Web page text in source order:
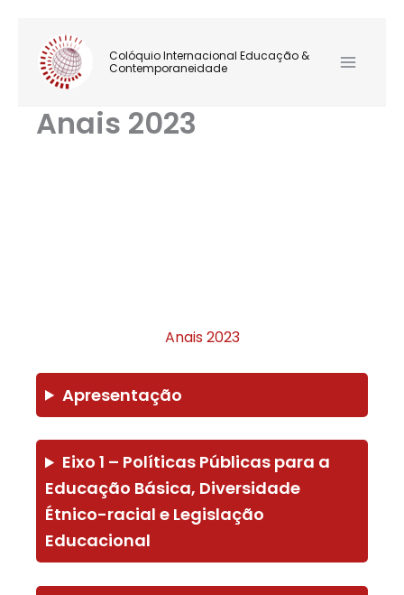
para
Colóquio Internacional Educação &
Contemporaneidade
Menu
Anais 2023
Anais 2023
Apresentação
Eixo 1 – Políticas Públicas para a
Educação Básica, Diversidade
Étnico-racial e Legislação
Educacional